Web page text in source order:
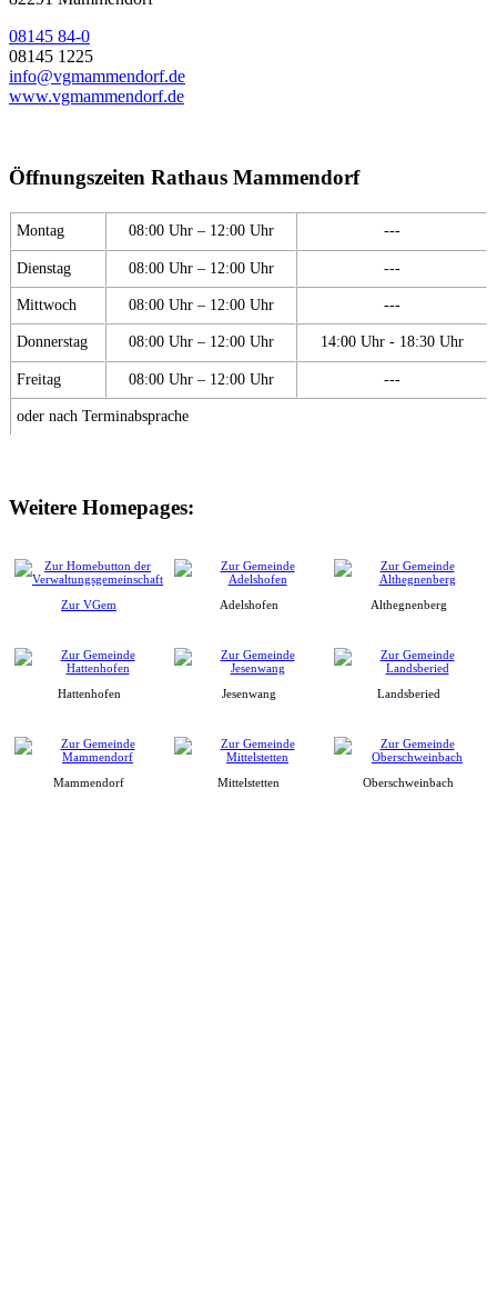
08145 84-0
08145 1225
info@vgmammendorf.de
www.vgmammendorf.de
Öffnungszeiten Rathaus Mammendorf
Montag 08:00 Uhr – 12:00 Uhr ---
Dienstag 08:00 Uhr – 12:00 Uhr ---
Mittwoch 08:00 Uhr – 12:00 Uhr ---
Donnerstag 08:00 Uhr – 12:00 Uhr 14:00 Uhr - 18:30 Uhr
Freitag 08:00 Uhr – 12:00 Uhr ---
oder nach Terminabsprache
Weitere Homepages:
Zur VGem Adelshofen Althegnenberg
Hattenhofen Jesenwang Landsberied
Mammendorf Mittelstetten Oberschweinbach